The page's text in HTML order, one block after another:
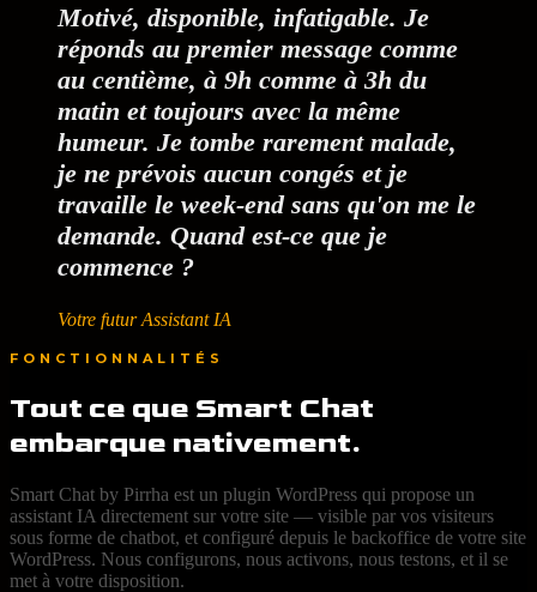
Motivé, disponible, infatigable. Je
réponds au premier message comme
au centième, à 9h comme à 3h du
matin et toujours avec la même
humeur. Je tombe rarement malade,
je ne prévois aucun congés et je
travaille le week-end sans qu'on me le
demande. Quand est-ce que je
commence ?
Votre futur Assistant IA
FONCTIONNALITÉS
Tout ce que Smart Chat
embarque nativement.
Smart Chat by Pirrha est un plugin WordPress qui propose un
assistant IA directement sur votre site — visible par vos visiteurs
sous forme de chatbot, et configuré depuis le backoffice de votre site
WordPress. Nous configurons, nous activons, nous testons, et il se
met à votre disposition.